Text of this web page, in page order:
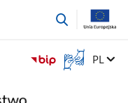
przejdź
Otwórz
okno
Zmień
PL